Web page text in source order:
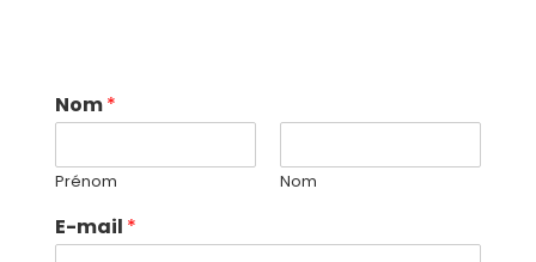
Nom*
Prénom Nom
E-mail *